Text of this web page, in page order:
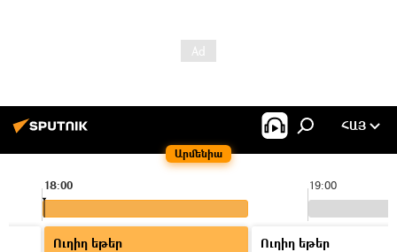
Արմենիա
ՀԱՅ
19:00
18:00
Ուղիղ եթեր
Ուղիղ եթեր